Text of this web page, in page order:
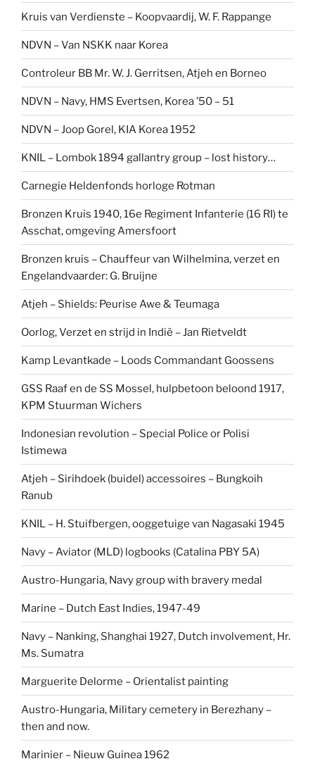
Kruis van Verdienste – Koopvaardij, W. F. Rappange
NDVN – Van NSKK naar Korea
Controleur BB Mr. W. J. Gerritsen, Atjeh en Borneo
NDVN – Navy, HMS Evertsen, Korea ’50 – 51
NDVN – Joop Gorel, KIA Korea 1952
KNIL – Lombok 1894 gallantry group – lost history…
Carnegie Heldenfonds horloge Rotman
Bronzen Kruis 1940, 16e Regiment Infanterie (16 RI) te
Asschat, omgeving Amersfoort
Bronzen kruis – Chauffeur van Wilhelmina, verzet en
Engelandvaarder: G. Bruijne
Atjeh – Shields: Peurise Awe & Teumaga
Oorlog, Verzet en strijd in Indië – Jan Rietveldt
Kamp Levantkade – Loods Commandant Goossens
GSS Raaf en de SS Mossel, hulpbetoon beloond 1917,
KPM Stuurman Wichers
Indonesian revolution – Special Police or Polisi
Istimewa
Atjeh – Sirihdoek (buidel) accessoires – Bungkoih
Ranub
KNIL – H. Stuifbergen, ooggetuige van Nagasaki 1945
Navy – Aviator (MLD) logbooks (Catalina PBY 5A)
Austro-Hungaria, Navy group with bravery medal
Marine – Dutch East Indies, 1947-49
Navy – Nanking, Shanghai 1927, Dutch involvement, Hr.
Ms. Sumatra
Marguerite Delorme – Orientalist painting
Austro-Hungaria, Military cemetery in Berezhany –
then and now.
Marinier – Nieuw Guinea 1962